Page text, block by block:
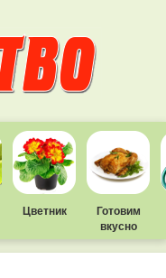
Цветник
Готовим
вкусно